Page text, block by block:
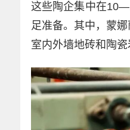
这些陶企集中在
足准备。其中，蒙
室内外墙地砖和陶